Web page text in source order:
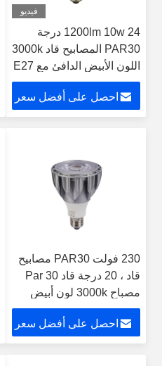
فيديو
1200lm 10w 24 درجة
PAR30 المصابيح قاد 3000k
اللون الأبيض الدافئ مع E27
قاعدة المسمار
احصل على أفضل سعر
230 فولت PAR30 مصابيح
قاد ، 20 درجة قاد Par 30
مصباح 3000k لون أبيض
دافئ
احصل على أفضل سعر